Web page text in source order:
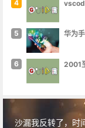
4
5
华为
6
2001
沙漏我反转了，时